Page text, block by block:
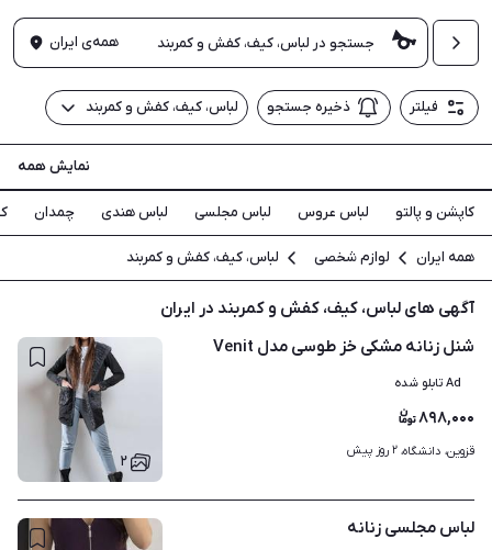
همه‌ی ایران
فیلتر ذخیره جستجو لباس، کیف، کفش و کمربند
نمایش همه
کاپشن و پالتو لباس عروس لباس مجلسی لباس هندی چمدان
همه ایران لوازم شخصی لباس، کیف، کفش و کمربند
آگهی های لباس، کیف، کفش و کمربند در ایران
۲
شنل زنانه مشکی خز طوسی مدل Venit
Ad تابلو شده
۸۹۸,۰۰۰
قزوین، دانشگاه، ۲ روز پیش
لباس مجلسی زنانه